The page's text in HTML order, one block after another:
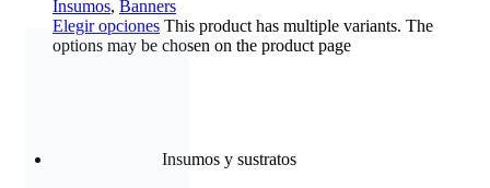
Los mejores materiales para tus mejores proyectos